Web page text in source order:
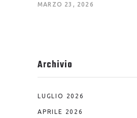
MARZO 23, 2026
Archivio
LUGLIO 2026
APRILE 2026